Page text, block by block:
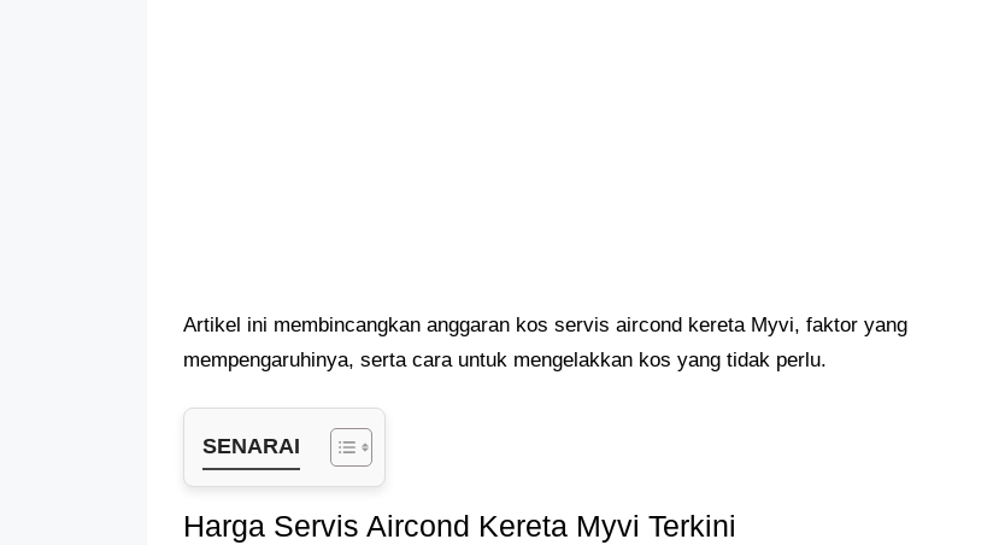
Artikel ini membincangkan anggaran kos servis aircond kereta Myvi, faktor yang
mempengaruhinya, serta cara untuk mengelakkan kos yang tidak perlu.
SENARAI
Harga Servis Aircond Kereta Myvi Terkini